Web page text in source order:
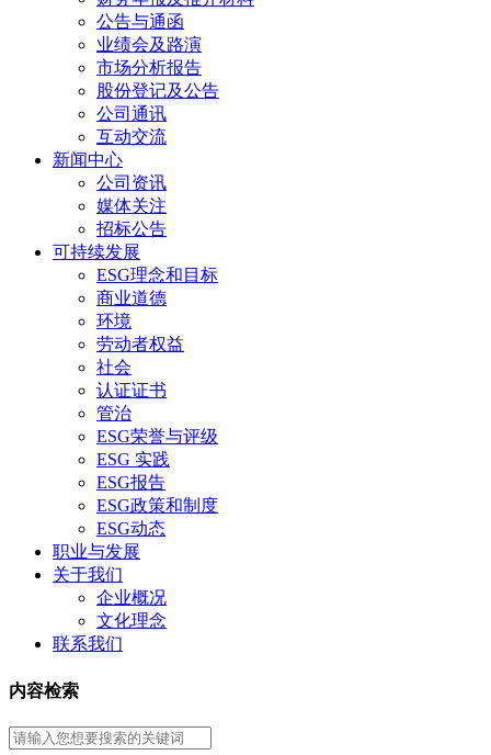
公告与通函
业绩会及路演
市场分析报告
股份登记及公告
公司通讯
互动交流
新闻中心
公司资讯
媒体关注
招标公告
可持续发展
ESG理念和目标
商业道德
环境
劳动者权益
社会
认证证书
管治
ESG荣誉与评级
ESG 实践
ESG报告
ESG政策和制度
ESG动态
职业与发展
关于我们
企业概况
文化理念
联系我们
内容检索